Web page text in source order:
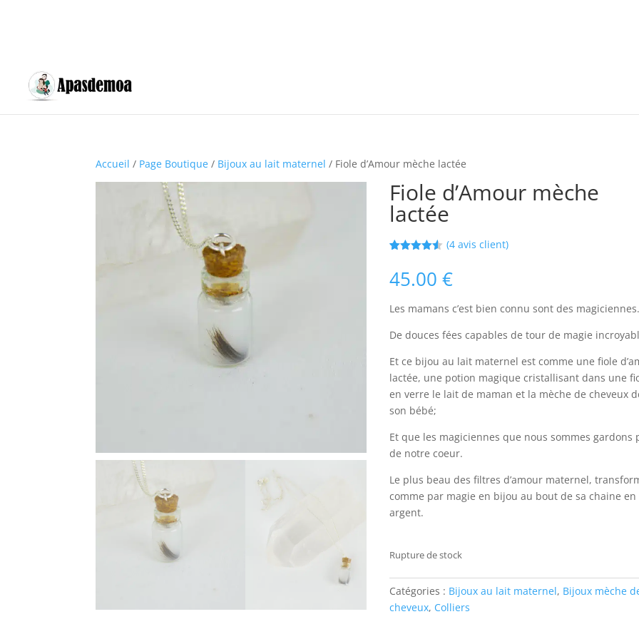
Accueil / Page Boutique / Bijoux au lait maternel / Fiole d’Amour mèche lactée
Fiole d’Amour mèche
lactée
basé sur
(4avis client)
45.00€
Les mamans c’est bien connu sont des magiciennes.
De douces fées capables de tour de magie
Et ce bijou au lait maternel est comme une fiole
lactée, une potion magique cristallisant dans une
en verre le lait de maman et la mèche de cheveux
son bébé;
Et que les magiciennes que nous sommes gardons
de notre coeur.
Le plus beau des filtres d’amour maternel,
comme par magie en bijou au bout de sa chaine en
argent.
Rupture de stock
Catégories : Bijoux au lait maternel, Bijoux mèche
cheveux, Colliers